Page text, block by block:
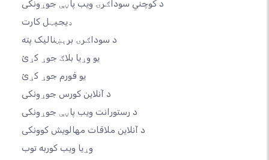
د کوچني سوداګرۍ ویب پاڼې جوړونکی
ډیجیټل کارت
د سوداګرۍ برېښنالیک پته
یو وړیا بلاګ جوړ کړئ
یو فورم جوړ کړئ
د آنلاین کورس جوړونکی
د رستورانت ویب پاڼې جوړونکی
د آنلاین ملاقات مهالویش کوونکی
وړیا ویب کوربه توب